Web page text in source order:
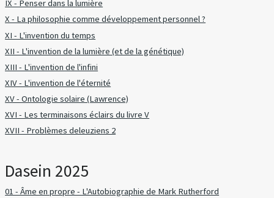
IX - Penser dans la lumière
X - La philosophie comme développement personnel ?
XI - L'invention du temps
XII - L'invention de la lumière (et de la génétique)
XIII - L'invention de l'infini
XIV - L'invention de l'éternité
XV - Ontologie solaire (Lawrence)
XVI - Les terminaisons éclairs du livre V
XVII - Problèmes deleuziens 2
Dasein 2025
01 - Âme en propre - L'Autobiographie de Mark Rutherford